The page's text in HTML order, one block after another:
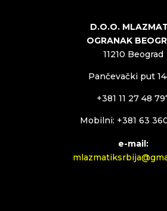
D.O.O.
OGRANAK
11210 Beograd
Pančevački put
+381 11 27 48
Mobilni: +381 63
e-mail: